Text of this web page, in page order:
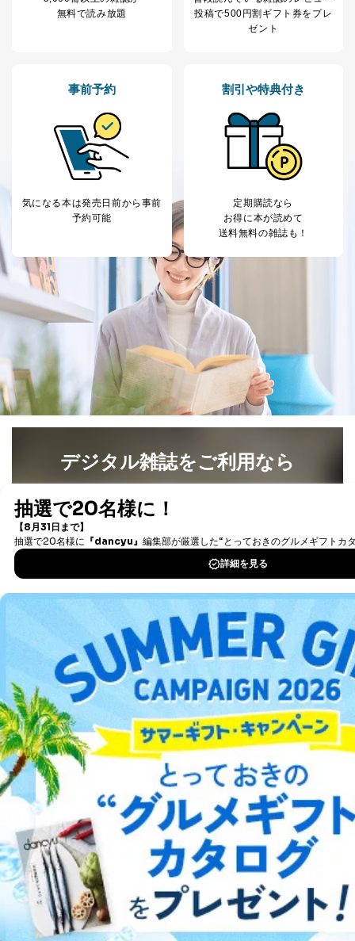
に特に必要がある場合であって、本人の同意を得るこ
により当該事務の遂行に支障を及ぼすおそれがあると
上記２．の利用目的を実施するために守秘義務を結ん
だ企業に、業務の一部として個人情報の取扱いを委
託・提供する場合、その業務に必要な範囲で委託・提
供先企業に個人情報を開示することがあります。
委託・提供先企業は具体的には以下のような企業です
委託先：カスタマーサポート支援会社 、クレジッ
トカード決済などの決済代行・料金回収会社、広
提供先：出版社、出版物発売元、卸売会社、販売
店など商品の供給者、梱包会社、配送会社、新聞
販売店などの梱包・配送・配達会社
４．開示対象個人情報の「開示」「訂正」等の請求につ
いて
当社は、本人から、開示対象個人情報について利用目的
の通知を求められた場合には、遅滞なくこれに応じま
す。ただし、以下①～④のいずれかに該当する場合は、
利用目的の通知を行なうことはできません。そのとき
は、本人に遅滞無くその旨を通知するとともに、理由を
説明させていただきます。
①利用目的を本人に通知し、又は公表することによって
本人又は第三者の生命、身体、財産その他の権利利益を
害するおそれがある場合
②利用目的を本人に通知し、又は公表することによって
当該事業者の権利又は正当な利益を害するおそれがある
場合
③国の機関又は地方公共団体が法令の定める事務を遂行
することに対して協力する必要がある場合であって、利
用目的を本人に通知し、又は公表することによって当該
④開示対象個人情報の利用目的が明らかな場合
開示対象個人情報については、保有個人データの本人ま
たはその代理人からの利用目的の通知、開示、変更等
（内容の訂正、追加または削除）、利用停止等（「利用
の停止または消去」「第三者への提供の停止」）の求め
に対応させていただいております。 当社顧客の皆様の
個人情報は「マイページ」にログインしていただくこと
で、訂正、追加、変更を行っていただくことが出来ま
す。マイページをご利用いただけない方、その他の方に
つきましては、下記Aをご覧ください。 また、ご登録い
ただいた個人情報のうち、市町村などの名称および郵便
番号、金融機関の名称あるいはクレジットカードの有効
期限など、商品のお届けやご請求を行う上で支障がある
情報に変更があった場合には、当社が登録情報を変更さ
せていただく場合があります。
A.開示等の求めの申し出先、提出していただく書面等
開示等の求めは、電話又は電子メールにて下記までお申
し付けください。開示等の求めに際して提出していただ
く書面等については、その際にご案内いたします。
■電話による場合
無料で読み放題
投稿で500円割ギフト券をプレ
ゼント
事前予約
気になる本は発売日前から事前
予約可能
割引や特典付き
定期購読なら
お得に本が読めて
送料無料の雑誌も！
デジタル雑誌をご利用なら
書籍）が無料で読み放題！
DOWNLOAD FOR IOS
DOWNLOAD FOR ANDROID
ご利用方法はこちら
総合案内
アフィリエイト 採用情報
プレスリリース お問い合わせ
利用規約プライバシーポリシー 特定商取引法に基づく表示
出版社の皆様へ
投資家の皆様へサイトマップ
©︎2002 FUJISAN MAGAZINE SERVICE CO., Ltd.